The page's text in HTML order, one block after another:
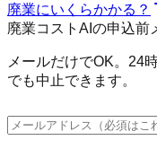
廃業にいくらかかる？
廃業コストAIの申込前
メールだけでOK。24
でも中止できます。